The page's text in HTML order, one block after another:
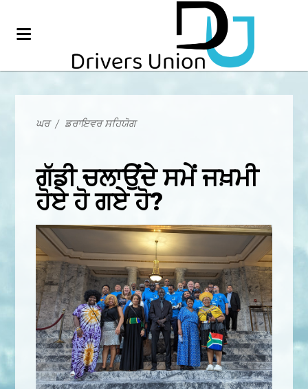
ਘਰ / ਡਰਾਇਵਰ ਸਹਿਯੋਗ
ਗੱਡੀ ਚਲਾਉਂਦੇ ਸਮੇਂ ਜਖ਼ਮੀ
ਹੋਏ ਹੋ ਗਏ ਹੋ?